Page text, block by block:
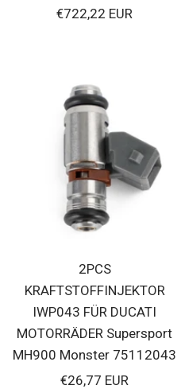
Verkaufspreis
€722,22 EUR
2PCS
KRAFTSTOFFINJEKTOR
IWP043 FÜR DUCATI
MOTORRÄDER Supersport
MH900 Monster 75112043
Verkaufspreis
€26,77 EUR